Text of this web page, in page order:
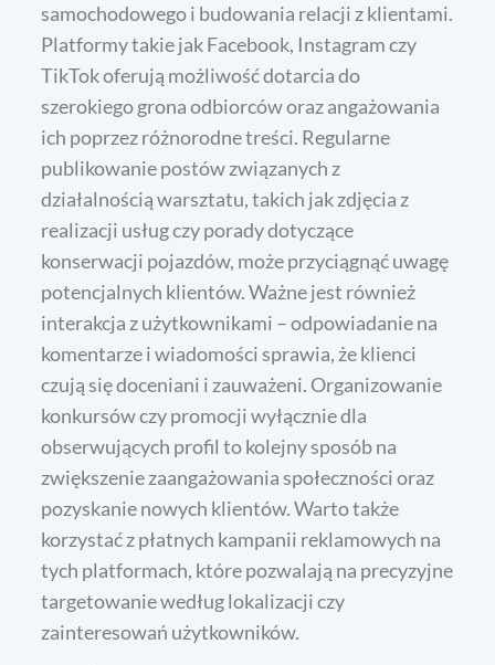
samochodowego i budowania relacji z klientami.
Platformy takie jak Facebook, Instagram czy
TikTok oferują możliwość dotarcia do
szerokiego grona odbiorców oraz angażowania
ich poprzez różnorodne treści. Regularne
publikowanie postów związanych z
działalnością warsztatu, takich jak zdjęcia z
realizacji usług czy porady dotyczące
konserwacji pojazdów, może przyciągnąć uwagę
potencjalnych klientów. Ważne jest również
interakcja z użytkownikami – odpowiadanie na
komentarze i wiadomości sprawia, że klienci
czują się doceniani i zauważeni. Organizowanie
konkursów czy promocji wyłącznie dla
obserwujących profil to kolejny sposób na
zwiększenie zaangażowania społeczności oraz
pozyskanie nowych klientów. Warto także
korzystać z płatnych kampanii reklamowych na
tych platformach, które pozwalają na precyzyjne
targetowanie według lokalizacji czy
zainteresowań użytkowników.